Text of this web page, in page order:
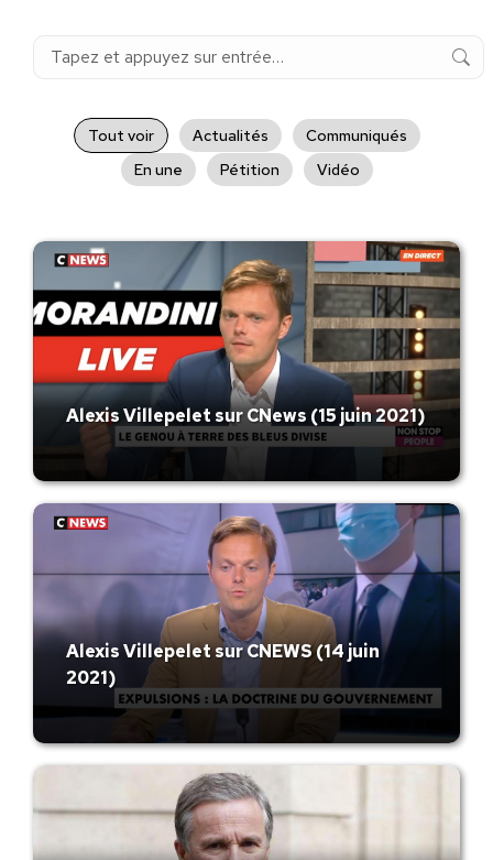
Recherche
Tout voir Actualités
Communiqués
En une
Pétition Vidéo
Alexis Villepelet sur CNews (15 juin 2021)
Alexis Villepelet sur CNEWS (14 juin
2021)